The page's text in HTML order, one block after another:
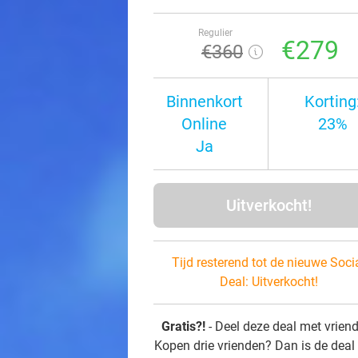
Regulier
€360 €279
Binnenkort
Online
Ja
23%
Uitverkocht!
Tijd resterend tot de nieuwe
Deal: Uitverkocht!
Gratis?! - Deel deze deal met
Kopen drie vrienden? Dan is de